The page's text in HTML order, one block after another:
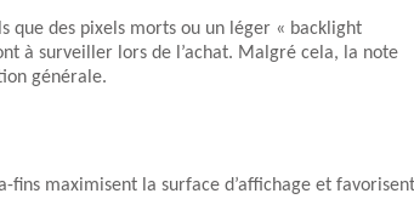
que des pixels morts ou un léger « backlight
à surveiller lors de l’achat. Malgré cela, la note
générale.
maximisent la surface d’affichage et favorisent